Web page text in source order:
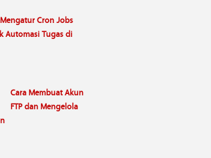
Cron Jobs
Automasi Tugas di
Cara Membuat Akun
FTP dan Mengelola